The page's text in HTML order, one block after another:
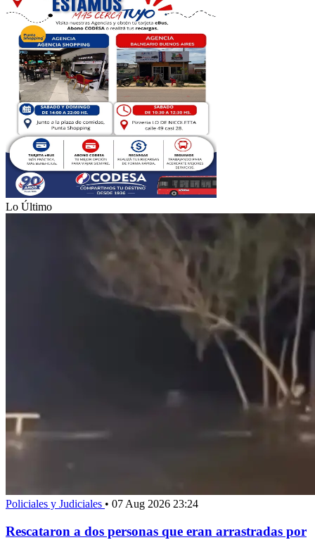
Lo Último
Policiales y Judiciales • 07 Aug 2026 23:24
Rescataron a dos personas que eran arrastradas por